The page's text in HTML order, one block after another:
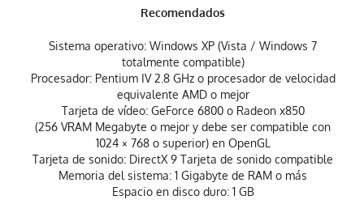
Recomendados
Sistema operativo: Windows XP (Vista / Windows 7
totalmente compatible)
Procesador: Pentium IV 2.8 GHz o procesador de velocidad
equivalente AMD o mejor
Tarjeta de vídeo: GeForce 6800 o Radeon x850
(256 VRAM Megabyte o mejor y debe ser compatible con
1024 × 768 o superior) en OpenGL
Tarjeta de sonido: DirectX 9 Tarjeta de sonido compatible
Memoria del sistema: 1 Gigabyte de RAM o más
Espacio en disco duro: 1 GB